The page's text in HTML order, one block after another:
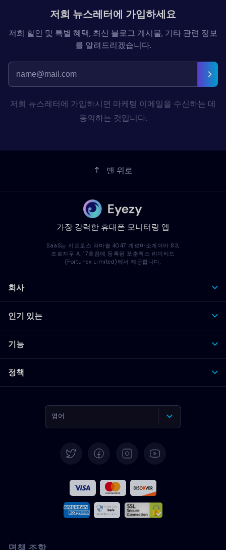
저희 뉴스레터에 가입하세요
저희 할인 및 특별 혜택, 최신 블로그 게시물, 기타 관련 정보
를 알려드리겠습니다.
저희 뉴스레터에 가입하시면 마케팅 이메일을 수신하는 데
동의하는 것입니다.
맨 위로
가장 강력한 휴대폰 모니터링 앱
SaaS는 키프로스 리마솔 4047 게르마소게이아 83,
조르지우 A, 17호점에 등록된 포춘엑스 리미티드
(Fortunex Limited)에서 제공합니다.
회사
인기 있는
기능
정책
영어
프랑스어
이탈리아어